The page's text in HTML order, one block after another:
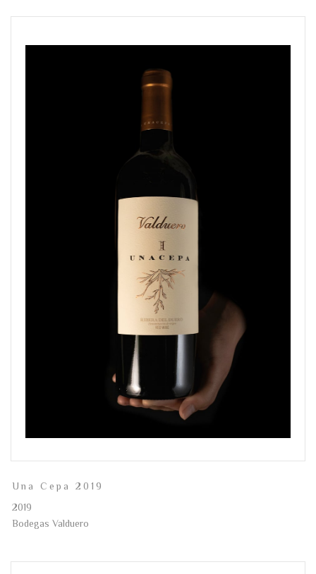
Una Cepa 2019
2019
Bodegas Valduero